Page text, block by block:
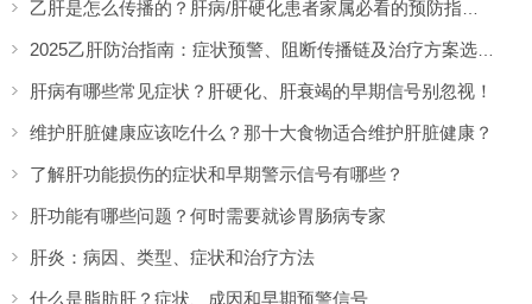
肝病有哪些常见症状？肝硬化、肝衰竭的早期信号别忽视！
维护肝脏健康应该吃什么？那十大食物适合维护肝脏健康？
了解肝功能损伤的症状和早期警示信号有哪些？
肝功能有哪些问题？何时需要就诊胃肠病专家
肝炎：病因、类型、症状和治疗方法
什么是脂肪肝？症状、成因和早期预警信号